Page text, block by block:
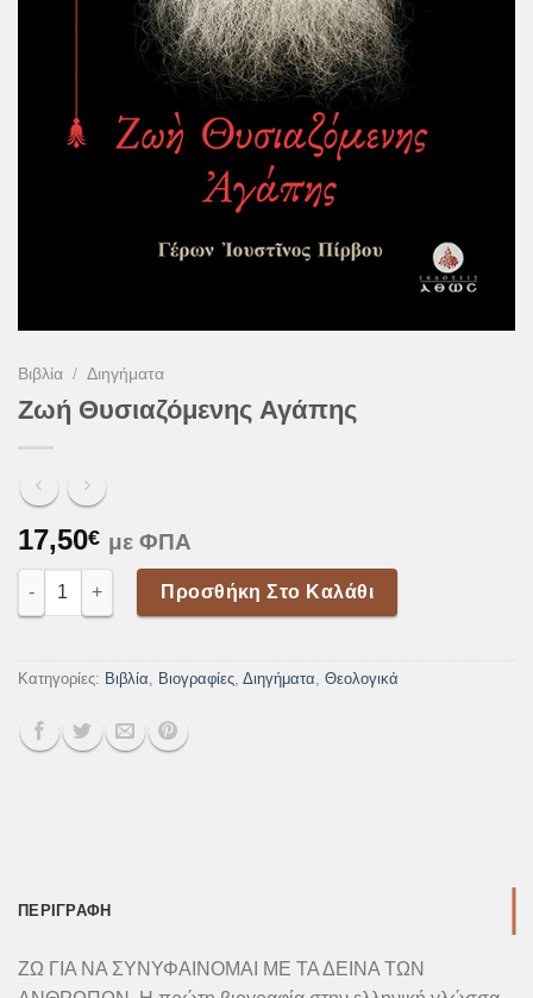
Βιβλία / Διηγήματα
Ζωή Θυσιαζόμενης Αγάπης
17,50€ με ΦΠΑ
Ζωή Θυσιαζόμενης Αγάπης ποσότητα
Προσθήκη Στο Καλάθι
Κατηγορίες: Βιβλία Βιογραφίες Διηγήματα Θεολογικά
ΠΕΡΙΓΡΑΦΉ
ΖΩ ΓΙΑ ΝΑ ΣΥΝΥΦΑΙΝΟΜΑΙ ΜΕ ΤΑ ΔΕΙΝΑ ΤΩΝ